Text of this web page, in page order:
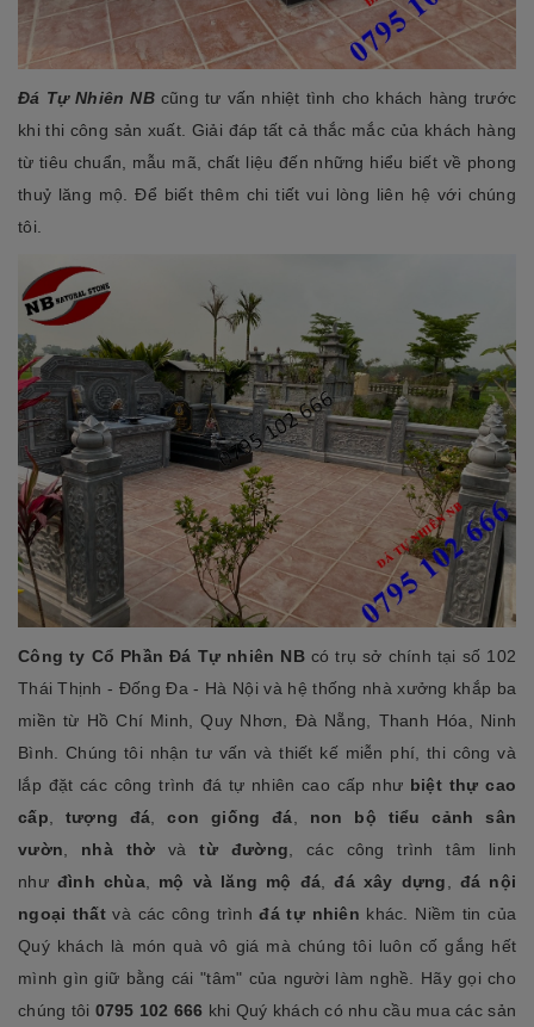
Đá Tự Nhiên NBcũng tư vấn nhiệt tình cho khách hàng trước
khi thi công sản xuất. Giải đáp tất cả thắc mắc của khách hàng
từ tiêu chuẩn, mẫu mã, chất liệu đến những hiểu biết về phong
thuỷ lăng mộ. Để biết thêm chi tiết vui lòng liên hệ với chúng
tôi.
Công ty Cổ Phần Đá Tự nhiên NBcó trụ sở chính tại số 102
Thái Thịnh - Đống Đa - Hà Nội và hệ thống nhà xưởng khắp ba
miền từ Hồ Chí Minh, Quy Nhơn, Đà Nẵng, Thanh Hóa, Ninh
Bình. Chúng tôi nhận tư vấn và thiết kế miễn phí, thi công và
lắp đặt các công trình đá tự nhiên cao cấp như biệt thự cao
cấp, tượng đá,con giống đá, non bộ tiểu cảnh sân
vườn, nhà thờ vàtừ đường, các công trình tâm linh
như đình chùa, mộ và lăng mộ đá,đá xây dựng, đá nội
ngoại thấtvà các công trìnhđá tự nhiên khác. Niềm tin của
Quý khách là món quà vô giá mà chúng tôi luôn cố gắng hết
mình gìn giữ bằng cái "tâm" của người làm nghề. Hãy gọi cho
chúng tôi 0795 102 666 khi Quý khách có nhu cầu mua các sản